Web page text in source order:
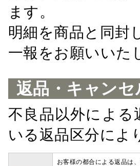
ます。
明細を商品と同封
一報をお願いいた
返品・キャンセ
不良品以外によ
いる返品区分によ
お客様の都合による返品は